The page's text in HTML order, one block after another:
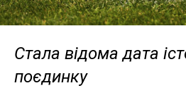
Стала відома дата
поєдинку